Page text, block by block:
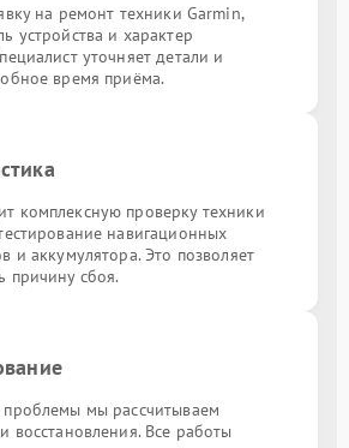
на ремонт техники Garmin,
устройства и характер
уточняет детали и
время приёма.
комплексную проверку техники
навигационных
и аккумулятора. Это позволяет
причину сбоя.
мы рассчитываем
восстановления. Все работы